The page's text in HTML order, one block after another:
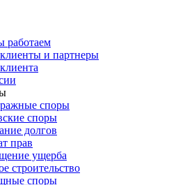
работаем
и партнеры
споры
споры
долгов
прав
ущерба
строительство
споры